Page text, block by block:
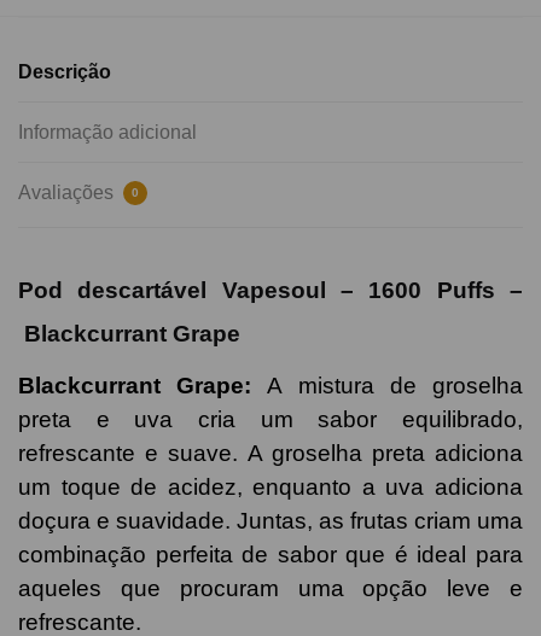
Descrição
Informação adicional
Avaliações 0
Pod descartável Vapesoul – 1600 Puffs –
Blackcurrant Grape
Blackcurrant Grape:
A mistura de groselha
preta e uva cria um sabor equilibrado,
refrescante e suave. A groselha preta adiciona
um toque de acidez, enquanto a uva adiciona
doçura e suavidade. Juntas, as frutas criam uma
combinação perfeita de sabor que é ideal para
aqueles que procuram uma opção leve e
refrescante.